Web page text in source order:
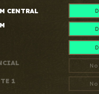
CENTRAL
1